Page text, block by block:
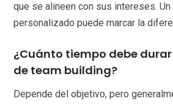
que se alineen con sus intereses.
personalizado puede marcar la
¿Cuánto tiempo debe
de team building?
Depende del objetivo, pero